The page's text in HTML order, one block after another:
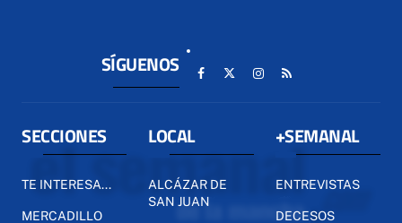
SÍGUENOS
SECCIONES
TE INTERESA...
MERCADILLO
LOCAL
ALCÁZAR DE
SAN JUAN
+SEMANAL
ENTREVISTAS
DECESOS